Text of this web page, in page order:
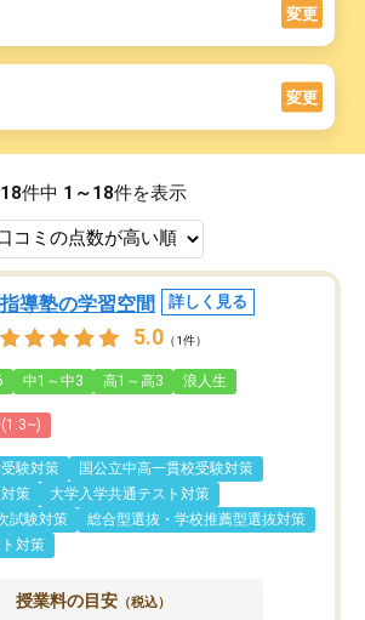
変更
変更
18件中 1～18件を表示
導塾の学習空間 詳しく見る
5.0 （1件）
中1～中3 高1～高3 浪人生
験対策
国公立中高一貫校受験対策
策
大学入学共通テスト対策
試験対策
総合型選抜・学校推薦型選抜対策
対策
授業料の目安 （税込）